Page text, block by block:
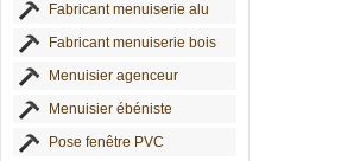
Fabricant menuiserie alu
Fabricant menuiserie bois
Menuisier agenceur
Menuisier ébéniste
Pose fenêtre PVC